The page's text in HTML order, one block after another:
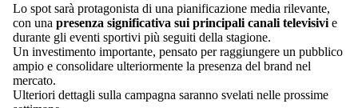
Lo spot sarà protagonista di una pianificazione media rilevante,
con una presenza significativa sui principali canali televisivi e
durante gli eventi sportivi più seguiti della stagione.
Un investimento importante, pensato per raggiungere un pubblico
ampio e consolidare ulteriormente la presenza del brand nel
mercato.
Ulteriori dettagli sulla campagna saranno svelati nelle prossime